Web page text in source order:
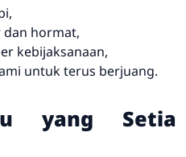
dan hormat,
kebijaksanaan,
untuk terus berjuang.
yang Setia